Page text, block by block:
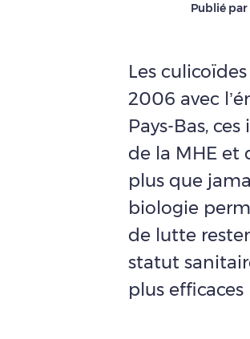
Publié par
Les
2006 avec
Pays-Bas,
de la MHE et
plus que
biologie
de lutte
statut
plus efficaces